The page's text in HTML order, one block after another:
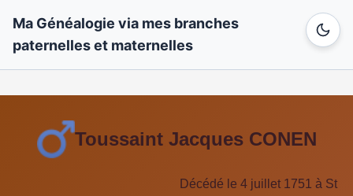
Ma Généalogie via mes branches
paternelles et maternelles
Toussaint Jacques CONEN
Décédé le 4 juillet 1751 à St